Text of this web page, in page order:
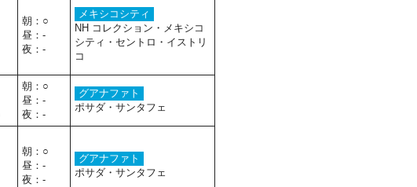
朝：○
昼：-
夜：-
メキシコシティ
NH コレクション・メキシコ
シティ・セントロ・イストリ
コ
朝：○
昼：-
夜：-
グアナファト
ポサダ・サンタフェ
朝：○
昼：-
夜：-
グアナファト
ポサダ・サンタフェ